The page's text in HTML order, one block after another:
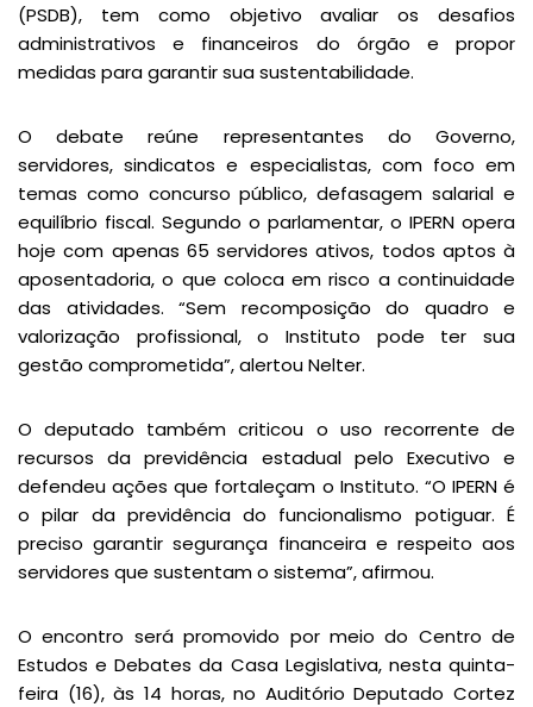
(PSDB), tem como objetivo avaliar os desafios
administrativos e financeiros do órgão e propor
medidas para garantir sua sustentabilidade.
O debate reúne representantes do Governo,
servidores, sindicatos e especialistas, com foco em
temas como concurso público, defasagem salarial e
equilíbrio fiscal. Segundo o parlamentar, o IPERN opera
hoje com apenas 65 servidores ativos, todos aptos à
aposentadoria, o que coloca em risco a continuidade
das atividades. “Sem recomposição do quadro e
valorização profissional, o Instituto pode ter sua
gestão comprometida”, alertou Nelter.
O deputado também criticou o uso recorrente de
recursos da previdência estadual pelo Executivo e
defendeu ações que fortaleçam o Instituto. “O IPERN é
o pilar da previdência do funcionalismo potiguar. É
preciso garantir segurança financeira e respeito aos
servidores que sustentam o sistema”, afirmou.
O encontro será promovido por meio do Centro de
Estudos e Debates da Casa Legislativa, nesta quinta-
feira (16), às 14 horas, no Auditório Deputado Cortez